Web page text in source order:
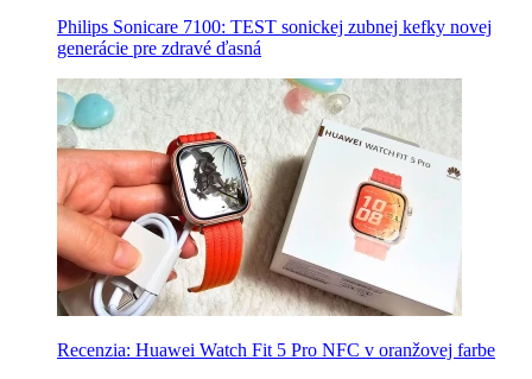
Philips Sonicare 7100: TEST sonickej zubnej kefky novej
generácie pre zdravé ďasná
Recenzia: Huawei Watch Fit 5 Pro NFC v oranžovej farbe